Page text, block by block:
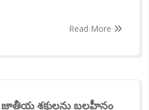
Read More
జాతీయ శక్తులను బలహీనం